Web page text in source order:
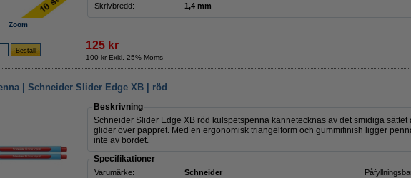
Zoom
Skrivbredd:
1,4 mm
125 kr
100 kr Exkl. 25% Moms
| Schneider Slider Edge XB | röd
Beskrivning
Schneider Slider Edge XB röd kulspetspenna kännetecknas av det smidiga sättet
glider över pappret. Med en ergonomisk triangelform och gummifinish ligger
inte av bordet.
Specifikationer
Varumärke: Schneider